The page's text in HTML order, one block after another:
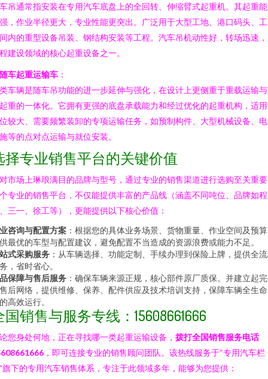
吊通常指安装在专用汽车底盘上的全回转、伸缩臂式起重机。其起重
，作业半径更大，专业性能更突出。广泛用于大型工地、港口码头、
内的重型设备吊装、钢结构安装等工程。汽车吊机动性好，转场迅速
建设领域的核心起重设备之一。
随车起重运输车 ：
车辆是随车吊功能的进一步延伸与强化，在设计上更侧重于重载运输
重的一体化。它拥有更强的底盘承载能力和经过优化的起重机构，适
较大、需要频繁装卸的专项运输任务，如预制构件、大型机械设备、
等的点对点运输与就位安装。
择专业销售平台的关键价值
市场上琳琅满目的品牌与型号，通过专业的销售渠道进行选购至关重
专业的销售平台，不仅能提供丰富的产品线（涵盖不同吨位、品牌如程
三一、徐工等），更能提供以下核心价值：
咨询与配置方案 ：根据您的具体业务场景、货物重量、作业空间及预
最优的车型与配置建议，避免配置不当造成的资源浪费或能力不足。
式采购服务 ：从车辆选择、功能定制、手续办理到保险上牌，提供全
，省时省心。
保障与售后服务 ：确保车辆来源正规，核心部件原厂质保。并建立起
后网络，提供维修、保养、配件供应及技术培训支持，保障车辆全生
高效运行。
国销售与服务专线：15608661666
您身处何地，正在寻找哪一类起重运输设备， 拨打全国销售服务电话
，即可连接专业的销售顾问团队。该热线服务于“专用汽车栏
旗下的专用汽车销售体系，专注于此领域多年，能够为您提供：